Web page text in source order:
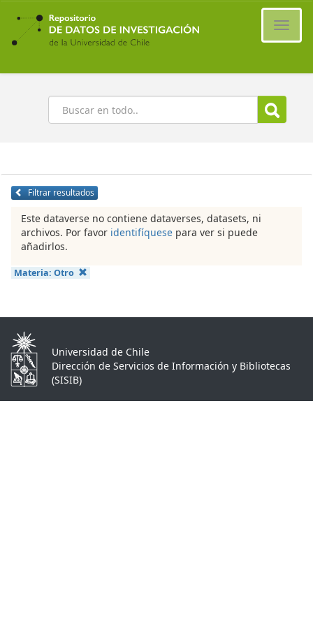
Ir
contenido
principal
Buscar
Filtrar resultados
Este dataverse no contiene dataverses, datasets, ni
archivos. Por favor identifíquese para ver si puede
añadirlos.
Materia: Otro
Universidad de Chile
Dirección de Servicios de Información y Bibliotecas
(SISIB)